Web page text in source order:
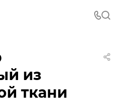
из
ткани